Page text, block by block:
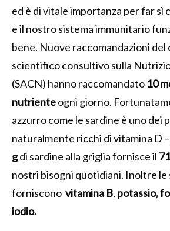
ed è di vitale importanza per far sì
e il nostro sistema immunitario
bene. Nuove raccomandazioni
scientifico consultivo sulla
(SACN) hanno raccomandato 10
nutrienteogni giorno.
azzurro come le sardine è uno dei
naturalmente ricchi di vitamina D
gdi sardine alla griglia fornisce il
nostri bisogni quotidiani. Inoltre le
forniscono vitamina B, potassio,
iodio.